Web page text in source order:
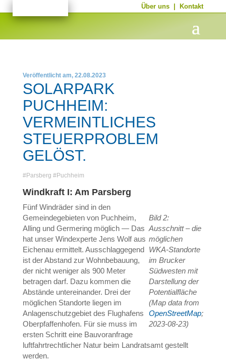
Über uns Kontakt
Veröffentlicht am, 22.08.2023
SOLARPARK
PUCHHEIM:
VERMEINTLICHES
STEUERPROBLEM
GELÖST.
#Parsberg #Puchheim
Windkraft I: Am Parsberg
Bild 2:
Ausschnitt – die
möglichen
WKA-Standorte
im Brucker
Südwesten mit
Darstellung der
Potentialfläche
(Map data from
OpenStreetMap;
2023-08-23)
Fünf Windräder sind in den
Gemeindegebieten von Puchheim,
Alling und Germering möglich — Das
hat unser Windexperte Jens Wolf aus
Eichenau ermittelt. Ausschlaggegend
ist der Abstand zur Wohnbebauung,
der nicht weniger als 900 Meter
betragen darf. Dazu kommen die
Abstände untereinander. Drei der
möglichen Standorte liegen im
Anlagenschutzgebiet des Flughafens
Oberpfaffenhofen. Für sie muss im
ersten Schritt eine Bauvoranfrage
luftfahrtrechtlicher Natur beim Landratsamt gestellt
werden.